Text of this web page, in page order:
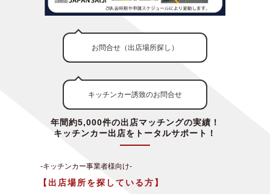
お問合せ（出店場所探し）
キッチンカー誘致のお問合せ
年間約5,000件の出店マッチングの実績！
キッチンカー出店をトータルサポート！
-キッチンカー事業者様向け-
【出店場所を探している方】